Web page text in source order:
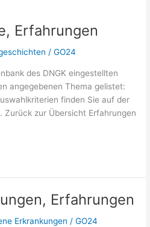
Erfahrungen
/GO24
des DNGK eingestellten
angegebenen Thema gelistet:
finden Sie auf der
Zurück zur Übersicht Erfahrungen
Erfahrungen
Erkrankungen /GO24